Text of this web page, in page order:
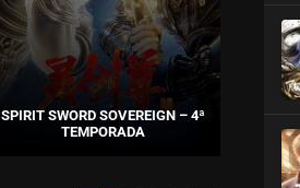
SPIRIT SWORD SOVEREIGN – 4ª
TEMPORADA